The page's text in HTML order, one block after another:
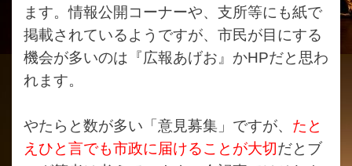
ます。情報公開コーナーや、支所等にも紙で
掲載されているようですが、市民が目にする
機会が多いのは『広報あげお』かHPだと思わ
れます。
やたらと数が多い「意見募集」ですが、 たと
えひと言でも市政に届けることが大切だとブ